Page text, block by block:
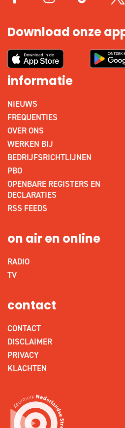
Download onze
informatie
NIEUWS
FREQUENTIES
OVER ONS
WERKEN BIJ
BEDRIJFSRICHTLIJNEN
PBO
OPENBARE REGISTERS EN
DECLARATIES
RSS FEEDS
on air en online
RADIO
TV
contact
CONTACT
DISCLAIMER
PRIVACY
KLACHTEN